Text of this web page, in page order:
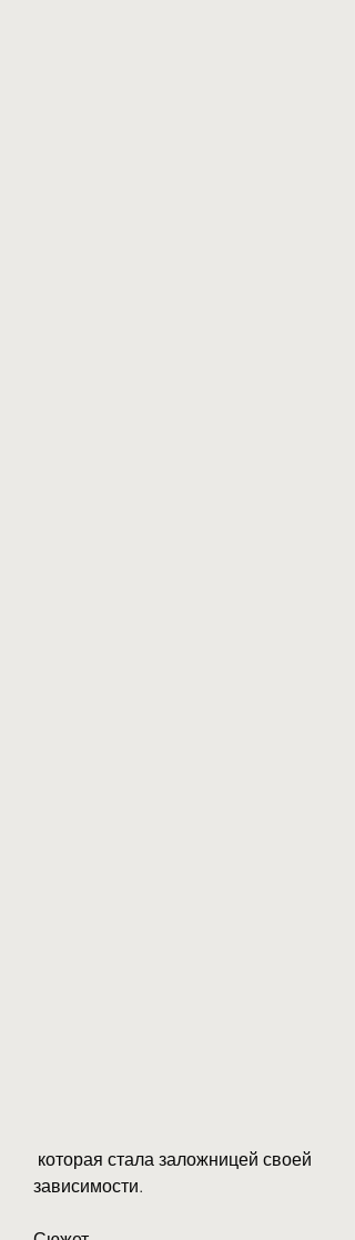
зависимости.